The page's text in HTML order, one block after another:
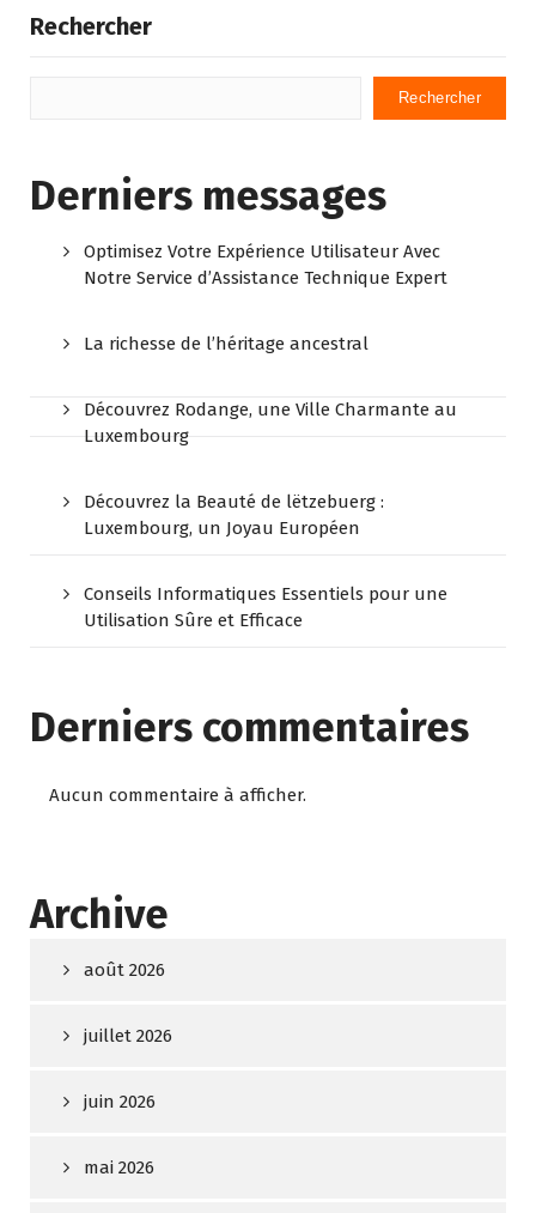
Rechercher
Rechercher
Derniers messages
Optimisez Votre Expérience Utilisateur Avec
Notre Service d’Assistance Technique Expert
La richesse de l’héritage ancestral
Découvrez Rodange, une Ville Charmante au
Luxembourg
Découvrez la Beauté de lëtzebuerg :
Luxembourg, un Joyau Européen
Conseils Informatiques Essentiels pour une
Utilisation Sûre et Efficace
Derniers commentaires
Aucun commentaire à afficher.
Archive
août 2026
juillet 2026
juin 2026
mai 2026